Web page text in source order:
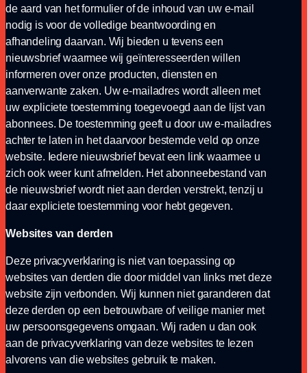
de aard van het formulier of de inhoud van uw e-mail
nodig is voor de volledige beantwoording en
afhandeling daarvan. Wij bieden u tevens een
nieuwsbrief waarmee wij geïnteresseerden willen
informeren over onze producten, diensten en
aanverwante zaken. Uw e-mailadres wordt alleen met
uw expliciete toestemming toegevoegd aan de lijst van
abonnees. De toestemming geeft u door uw e-mailadres
achter te laten in het daarvoor bestemde veld op onze
website. Iedere nieuwsbrief bevat een link waarmee u
zich ook weer kunt afmelden. Het abonneebestand van
de nieuwsbrief wordt niet aan derden verstrekt, tenzij u
daar expliciete toestemming voor hebt gegeven.
Websites van derden
Deze privacyverklaring is niet van toepassing op
websites van derden die door middel van links met deze
website zijn verbonden. Wij kunnen niet garanderen dat
deze derden op een betrouwbare of veilige manier met
uw persoonsgegevens omgaan. Wij raden u dan ook
aan de privacyverklaring van deze websites te lezen
alvorens van die websites gebruik te maken.